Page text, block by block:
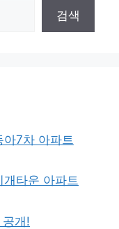
검색
7차 아파트
타운 아파트
개!